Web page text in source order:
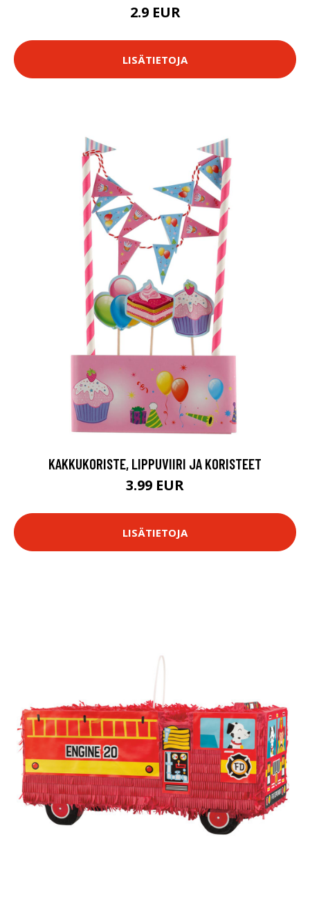
2.9 EUR
LISÄTIETOJA
KAKKUKORISTE, LIPPUVIIRI JA KORISTEET
3.99 EUR
LISÄTIETOJA